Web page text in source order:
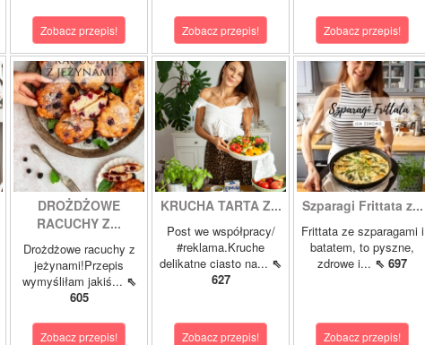
Zobacz przepis! Zobacz przepis! Zobacz przepis!
DROŻDŻOWE
RACUCHY Z...
Drożdżowe racuchy z
jeżynami!Przepis
wymyśliłam jakiś... ⇖
605
Zobacz przepis!
KRUCHA TARTA Z...
Post we współpracy/
#reklama.Kruche
delikatne ciasto na... ⇖
627
Zobacz przepis!
Szparagi Frittata z...
Frittata ze szparagami i
batatem, to pyszne,
zdrowe i... ⇖ 697
Zobacz przepis!